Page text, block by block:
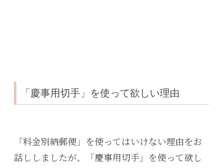
「慶事用切手」を使って欲しい理由
「料金別納郵便」を使ってはいけない理由をお
話ししましたが、「慶事用切手」を使って欲し